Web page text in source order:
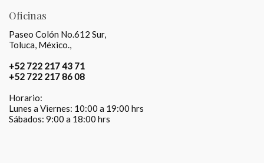
Oficinas
Paseo Colón No.612 Sur,
Toluca, México.,
+52 722 217 43 71
+52 722 217 86 08
Horario:
Lunes a Viernes: 10:00 a 19:00 hrs
Sábados: 9:00 a 18:00 hrs